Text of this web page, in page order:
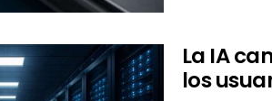
La IA
los